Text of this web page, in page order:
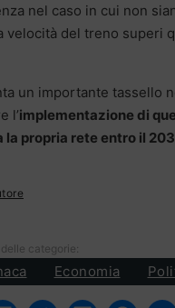
nel caso in cui non
velocità del treno superi
un importante tassello
l’implementazione di
propria rete entro il
categorie:
Economia